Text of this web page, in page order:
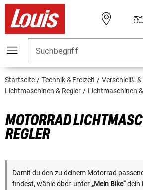
Suchbegriff
Startseite Technik & Freizeit
Verschleiß-
Lichtmaschinen & Regler
Lichtmaschinen
MOTORRAD
REGLER
Damit du den zu deinem Motorrad
findest, wähle oben unter„Mein Bike“dein